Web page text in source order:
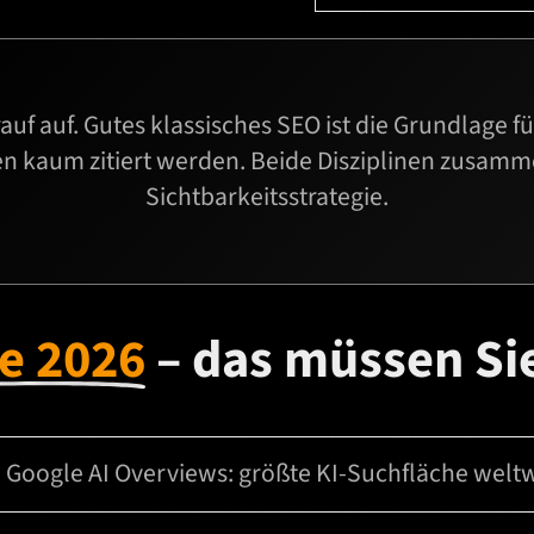
auf. Gutes klassisches SEO ist die Grundlage
kaum zitiert werden. Beide Disziplinen
Sichtbarkeitsstrategie.
2026– das müssen
AI Overviews: größte KI-Suchfläche